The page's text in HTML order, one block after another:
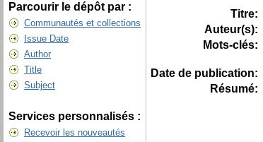
Parcourir le dépôt par :
Communautés et collections
Issue Date
Author
Title
Subject
Services personnalisés :
Recevoir les nouveautés
Titre:
Auteur(s):
Mots-clés:
Date de publication:
Résumé: